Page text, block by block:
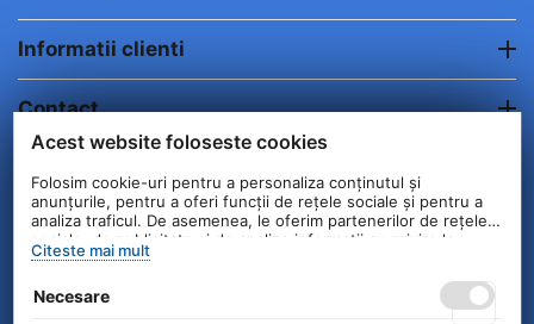
Informatii clienti
Contact
© 2004 - 2026 Unick International. Instalat si
Configurat —© netSEO
Acest website foloseste cookies
Folosim cookie-uri pentru a personaliza conținutul și
anunțurile, pentru a oferi funcții de rețele sociale și pentru a
analiza traficul. De asemenea, le oferim partenerilor de rețele
sociale, de publicitate și de analize informații cu privire la
modul în care folosiți site-ul nostru. Aceștia le pot combina cu
serviciilor lor.
Citeste mai mult
Necesare